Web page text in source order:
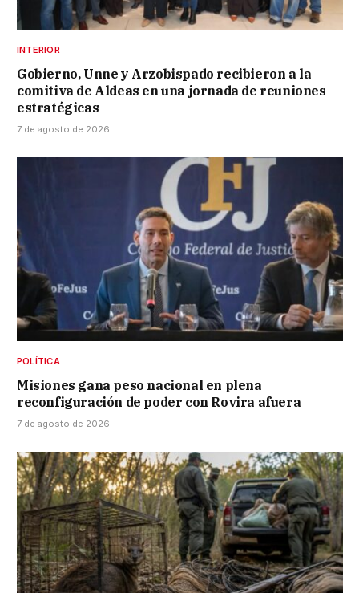
INTERIOR
Gobierno, Unne y Arzobispado recibieron a la
comitiva de Aldeas en una jornada de reuniones
estratégicas
7 de agosto de 2026
POLÍTICA
Misiones gana peso nacional en plena
reconfiguración de poder con Rovira afuera
7 de agosto de 2026